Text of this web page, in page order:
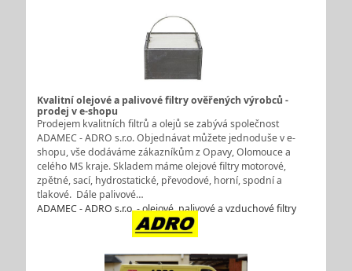
Kvalitní olejové a palivové filtry ověřených výrobců -
prodej v e-shopu
Prodejem kvalitních filtrů a olejů se zabývá společnost
ADAMEC - ADRO s.r.o. Objednávat můžete jednoduše v e-
shopu, vše dodáváme zákazníkům z Opavy, Olomouce a
celého MS kraje. Skladem máme olejové filtry motorové,
zpětné, sací, hydrostatické, převodové, horní, spodní a
tlakové. Dále palivové…
ADAMEC - ADRO s.r.o. - olejové, palivové a vzduchové filtry